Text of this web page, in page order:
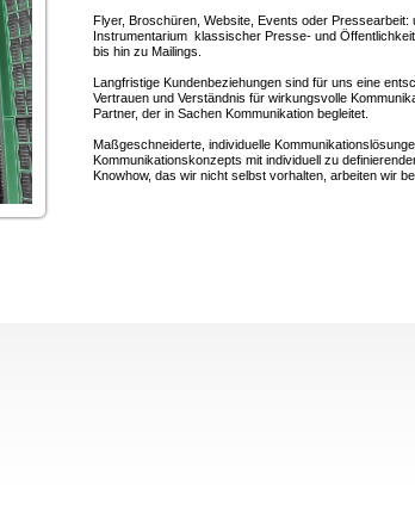
Flyer, Broschüren, Website, Events oder
Instrumentarium klassischer Presse- und
bis hin zu Mailings.
Langfristige Kundenbeziehungen sind für uns eine
Vertrauen und Verständnis für wirkungsvolle
Partner, der in Sachen Kommunikation begleitet.
Maßgeschneiderte, individuelle
Kommunikationskonzepts mit individuell zu
Knowhow, das wir nicht selbst vorhalten, arbeiten wir